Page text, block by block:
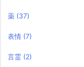
薬 (37)
表情 (7)
言霊 (2)